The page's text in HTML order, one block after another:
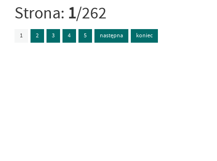
Strona: 1/262
1 2 3 4 5 następna koniec